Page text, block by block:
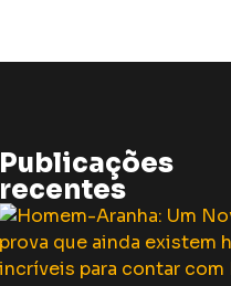
Publicações
recentes